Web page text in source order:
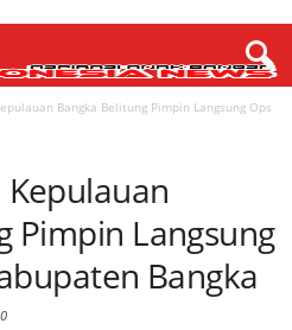
Bangka Belitung Pimpin Langsung Ops
Kepulauan
Pimpin Langsung
Bangka
0